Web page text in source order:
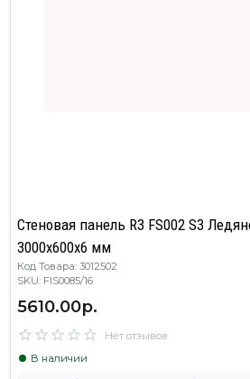
Стеновая панель R3 FS002 S3 Ледяной белый SELECT ,
3000х600х6 мм
Код Товара: 3012502
SKU: FIS0085/16
5610.00р.
Нет отзывов
В наличии